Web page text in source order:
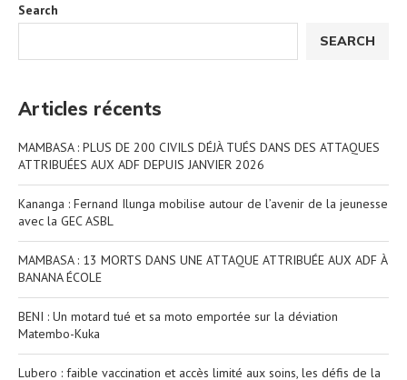
Search
SEARCH
Articles récents
MAMBASA : PLUS DE 200 CIVILS DÉJÀ TUÉS DANS DES ATTAQUES
ATTRIBUÉES AUX ADF DEPUIS JANVIER 2026
Kananga : Fernand Ilunga mobilise autour de l’avenir de la jeunesse
avec la GEC ASBL
MAMBASA : 13 MORTS DANS UNE ATTAQUE ATTRIBUÉE AUX ADF À
BANANA ÉCOLE
BENI : Un motard tué et sa moto emportée sur la déviation
Matembo-Kuka
Lubero : faible vaccination et accès limité aux soins, les défis de la